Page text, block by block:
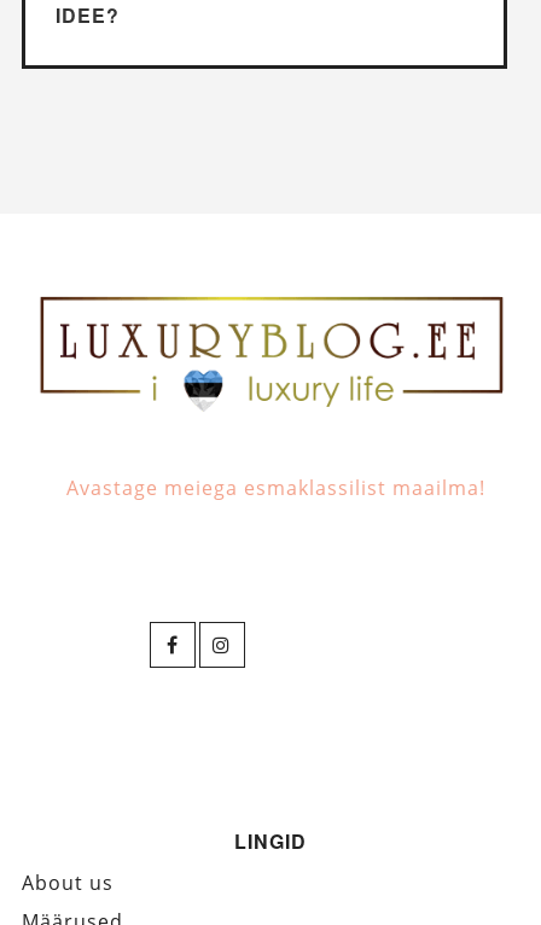
IDEE?
Avastage meiega esmaklassilist maailma!
LINGID
About us